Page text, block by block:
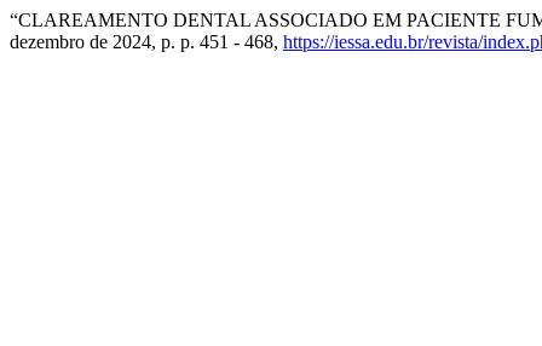
“CLAREAMENTO DENTAL ASSOCIADO EM PACIENTE
dezembro de 2024, p. p. 451 - 468, https://iessa.edu.br/revista/